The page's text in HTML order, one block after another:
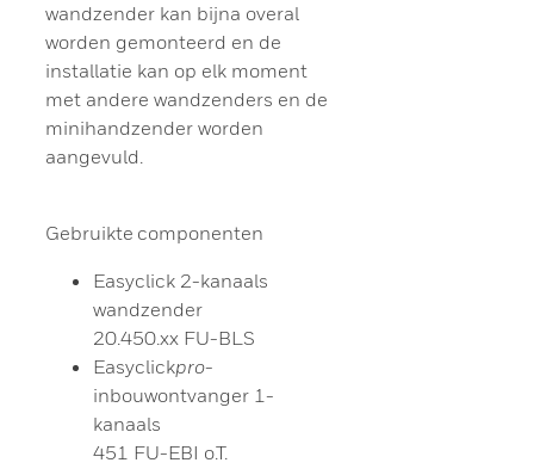
wandzender kan bijna overal
worden gemonteerd en de
installatie kan op elk moment
met andere wandzenders en de
minihandzender worden
aangevuld.
Gebruikte componenten
Easyclick 2-kanaals
wandzender
20.450.xx FU-BLS
Easyclickpro-
inbouwontvanger 1-
kanaals
451 FU-EBI o.T.